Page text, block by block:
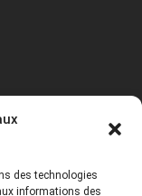
des technologies
informations des
- 56400